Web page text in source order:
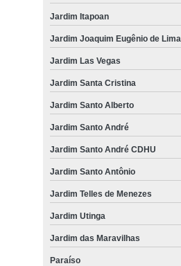
Jardim Itapoan
Jardim Joaquim Eugênio de Lima
Jardim Las Vegas
Jardim Santa Cristina
Jardim Santo Alberto
Jardim Santo André
Jardim Santo André CDHU
Jardim Santo Antônio
Jardim Telles de Menezes
Jardim Utinga
Jardim das Maravilhas
Paraíso